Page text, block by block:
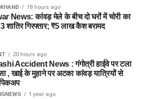
18 hours ago
News: कांवड़ मेले के बीच दो घरों में चोरी का
शातिर गिरफ्तार; ₹5 लाख कैश बरामद
20 hours ago
Accident News : गंगोत्री हाईवे पर टला
, खाई के मुहाने पर अटका कांवड़ यात्रियों से
1 year ago